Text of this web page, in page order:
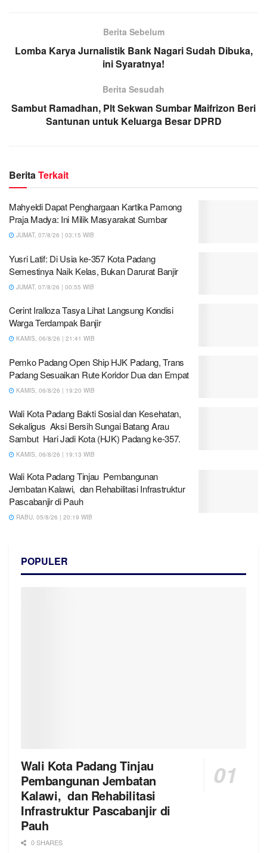
Berita Sebelum
Lomba Karya Jurnalistik Bank Nagari Sudah Dibuka,
ini Syaratnya!
Berita Sesudah
Sambut Ramadhan, Plt Sekwan Sumbar Maifrizon Beri
Santunan untuk Keluarga Besar DPRD
BeritaTerkait
Mahyeldi Dapat Penghargaan Kartika Pamong
Praja Madya: Ini Milik Masyarakat Sumbar
JUMAT, 07/8/26 | 03:15 WIB
Yusri Latif: Di Usia ke-357 Kota Padang
Semestinya Naik Kelas, Bukan Darurat Banjir
JUMAT, 07/8/26 | 00:55 WIB
Cerint Iralloza Tasya Lihat Langsung Kondisi
Warga Terdampak Banjir
KAMIS, 06/8/26 | 21:41 WIB
Pemko Padang Open Ship HJK Padang, Trans
Padang Sesuaikan Rute Koridor Dua dan Empat
KAMIS, 06/8/26 | 19:20 WIB
Wali Kota Padang Bakti Sosial dan Kesehatan,
Sekaligus Aksi Bersih Sungai Batang Arau
Sambut Hari Jadi Kota (HJK) Padang ke-357.
KAMIS, 06/8/26 | 19:13 WIB
Wali Kota Padang Tinjau Pembangunan
Jembatan Kalawi, dan Rehabilitasi Infrastruktur
Pascabanjir di Pauh
RABU, 05/8/26 | 20:19 WIB
POPULER
Wali Kota Padang Tinjau
Pembangunan Jembatan
Kalawi, dan Rehabilitasi
Infrastruktur Pascabanjir di
Pauh
0 SHARES